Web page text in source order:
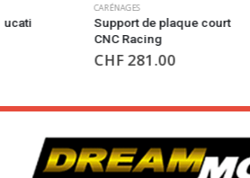
Support de plaque court
CNC Racing
281.00